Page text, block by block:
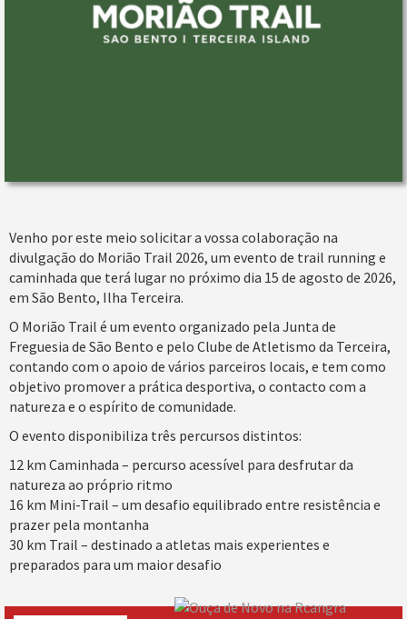
Venho por este meio solicitar a vossa colaboração na
divulgação do Morião Trail 2026, um evento de trail running e
caminhada que terá lugar no próximo dia 15 de agosto de 2026,
em São Bento, Ilha Terceira.
O Morião Trail é um evento organizado pela Junta de
Freguesia de São Bento e pelo Clube de Atletismo da Terceira,
contando com o apoio de vários parceiros locais, e tem como
objetivo promover a prática desportiva, o contacto com a
natureza e o espírito de comunidade.
O evento disponibiliza três percursos distintos:
12 km Caminhada – percurso acessível para desfrutar da
natureza ao próprio ritmo
16 km Mini-Trail – um desafio equilibrado entre resistência e
prazer pela montanha
30 km Trail – destinado a atletas mais experientes e
preparados para um maior desafio